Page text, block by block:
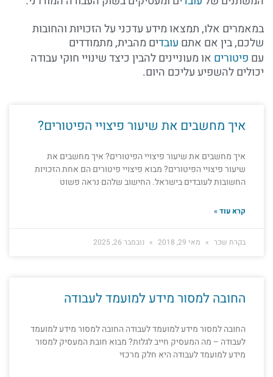
במאמרים אלו, תמצאו מידע עדכני על הזכויות והחובות
שלכם, בין אם אתם עובדים מהבית, מתמודדים
עם פיטורים או מעוניינים להבין כיצד שינויי חוקי עבודה
יכולים להשפיע עליכם היום.
איך מחשבים את שיעור פיצויי הפיטורים?
איך מחשבים את שיעור פיצויי הפיטורים? איך מחשבים את
שיעור פיצויי הפיטורים? מבוא פיצויי פיטורים הם אחת הזכויות
החשובות לעובדים בישראל. החישוב שלהם נראה פשוט
קרא עוד »
בקרת שכר מאי 29, 2018 נובמבר 26, 2025
החובה למסור מידע למועמד לעבודה
החובה למסור מידע למועמד לעבודה החובה למסור מידע למועמד
לעבודה – מה המעסיק חייב לגלות? מבוא חובת המעסיק למסור
מידע למועמד לעבודה היא חלק מרכזי